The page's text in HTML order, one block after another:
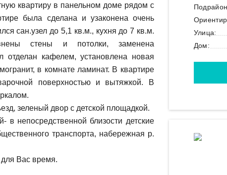
квартиру в панельном доме рядом с
была сделана и узаконена очень
сан.узел до 5,1 кв.м., кухня до 7 кв.м.
стены и потолки, заменена
отделан кафелем, установлена новая
в комнате ламинат. В квартире
поверхностью и вытяжкой. В
зеленый двор с детской площадкой.
в непосредственной близости детские
транспорта, набережная р.
Вас время.
Улица:
Дом: